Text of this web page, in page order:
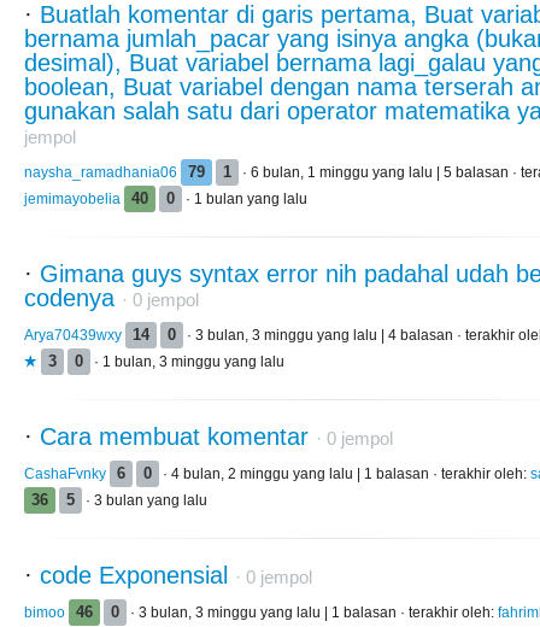
· Buatlah komentar di garis pertama, Buat
bernama jumlah_pacar yang isinya angka
desimal), Buat variabel bernama lagi_galau
boolean, Buat variabel dengan nama terserah
gunakan salah satu dari operator matematika
jempol
naysha_ramadhania06 79 1
· 6 bulan, 1 minggu yang lalu | 5 balasan ·
jemimayobelia
40 0 · 1 bulan yang lalu
· Gimana guys syntax error nih padahal udah
codenya · 0 jempol
Arya70439wxy 14 0
· 3 bulan, 3 minggu yang lalu | 4 balasan · terakhir
3
0 · 1 bulan, 3 minggu yang lalu
· Cara membuat komentar · 0 jempol
CashaFvnky 6 0 · 4 bulan, 2 minggu yang lalu | 1 balasan · terakhir oleh:
36
5 · 3 bulan yang lalu
· code Exponensial · 0 jempol
bimoo 46 0 · 3 bulan, 3 minggu yang lalu | 1 balasan · terakhir oleh: